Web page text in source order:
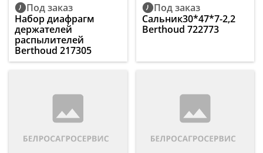
Под заказ
Набор диафрагм
держателей
распылителей
Berthoud 217305
Под заказ
Сальник30*47*7-2,2
Berthoud 722773